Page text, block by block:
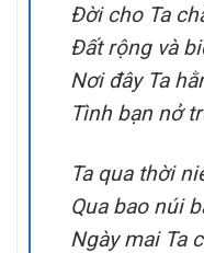
Đời cho Ta
Đất rộng và
Nơi đây Ta
Tình bạn nở
Ta qua thời
Qua bao núi
Ngày mai Ta